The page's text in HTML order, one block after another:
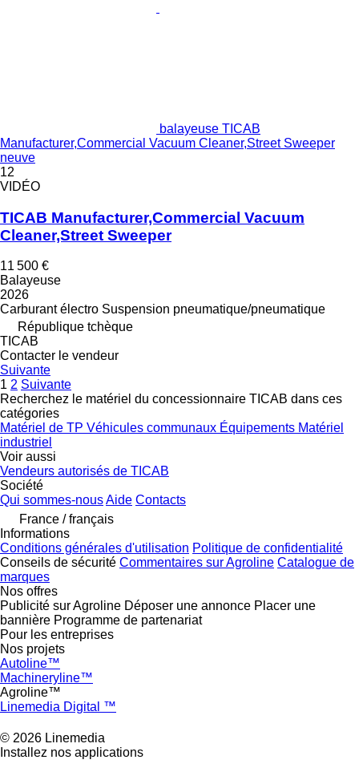
balayeuse TICAB
Manufacturer,Commercial Vacuum Cleaner,Street Sweeper
neuve
12
VIDÉO
TICAB Manufacturer,Commercial Vacuum
Cleaner,Street Sweeper
11 500 €
Balayeuse
2026
Carburant électro Suspension pneumatique/pneumatique
République tchèque
TICAB
Contacter le vendeur
Suivante
1 2 Suivante
Recherchez le matériel du concessionnaire TICAB dans ces
catégories
Matériel de TP Véhicules communaux Équipements Matériel
industriel
Voir aussi
Vendeurs autorisés de TICAB
Société
Qui sommes-nousAide Contacts
France / français
Informations
Conditions générales d'utilisation Politique de confidentialité
Conseils de sécurité Commentaires sur Agroline Catalogue de
marques
Nos offres
Publicité sur Agroline Déposer une annonce Placer une
bannière Programme de partenariat
Pour les entreprises
Nos projets
Autoline™
Machineryline™
Agroline™
Linemedia Digital ™
© 2026 Linemedia
Installez nos applications